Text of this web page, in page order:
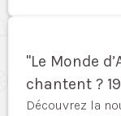
"Le Monde
chantent ?
Découvrez la